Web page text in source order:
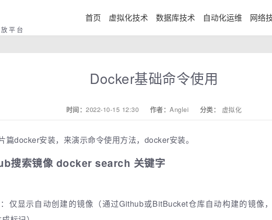
平台
首页 虚拟化技术 数据库技术 自动化运维 网络
Docker基础命令使用
时间：2022-10-15 12:30 作者：Anglei 分类： 虚拟化
篇docker安装，来演示命令使用方法，docker安装。
搜索镜像 docker search 关键字
仅显示自动创建的镜像（通过Github或BitBucket仓库自动构建的镜像